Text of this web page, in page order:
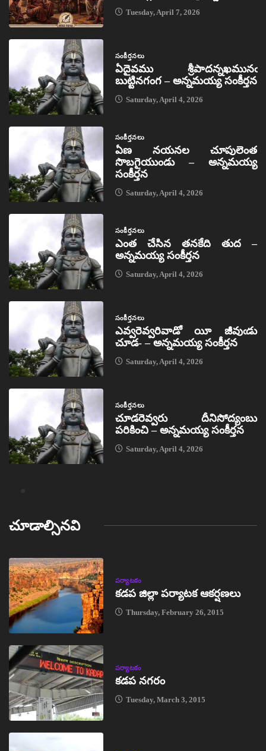
Tuesday, April 7, 2026
సంకీర్తనలు
ఏదైవము శ్రీపాదన్నఖమునఁ
బుట్టినగంగ – అన్నమయ్య సంకీర్తన
Saturday, April 4, 2026
సంకీర్తనలు
ఏణ నయనల చూపులెంత
సొబగైయుండు – అన్నమయ్య
సంకీర్తన
Saturday, April 4, 2026
సంకీర్తనలు
ఎంత చేసిన తనకేది తుద –
అన్నమయ్య సంకీర్తన
Saturday, April 4, 2026
సంకీర్తనలు
ఎవ్వరెవ్వరివాడో యీ జీవుఁడు
చూడ- – అన్నమయ్య సంకీర్తన
Saturday, April 4, 2026
సంకీర్తనలు
చూడరెవ్వరు దీనిసోద్యంబు
పరికించి – అన్నమయ్య సంకీర్తన
Saturday, April 4, 2026
చూడాల్సినవి
పర్యాటకం
కడప జిల్లా పర్యాటక ఆకర్షణలు
Thursday, February 26, 2015
పర్యాటకం
కడప నగరం
Tuesday, March 3, 2015